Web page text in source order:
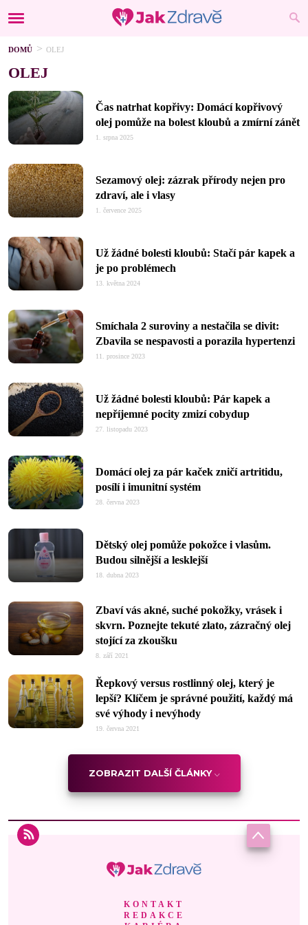
DOMŮ OLEJ
OLEJ
Čas natrhat kopřivy: Domácí kopřivový
olej pomůže na bolest kloubů a zmírní zánět
1. srpna 2025
Sezamový olej: zázrak přírody nejen pro
zdraví, ale i vlasy
1. července 2025
Už žádné bolesti kloubů: Stačí pár kapek a
je po problémech
13. května 2024
Smíchala 2 suroviny a nestačila se divit:
Zbavila se nespavosti a porazila hypertenzi
11. prosince 2023
Už žádné bolesti kloubů: Pár kapek a
nepříjemné pocity zmizí cobydup
27. listopadu 2023
Domácí olej za pár kaček zničí artritidu,
posílí i imunitní systém
28. června 2023
Dětský olej pomůže pokožce i vlasům.
Budou silnější a lesklejší
18. dubna 2023
Zbaví vás akné, suché pokožky, vrásek i
skvrn. Poznejte tekuté zlato, zázračný olej
stojící za zkoušku
8. září 2021
Řepkový versus rostlinný olej, který je
lepší? Klíčem je správné použití, každý má
své výhody i nevýhody
19. června 2021
ZOBRAZIT DALŠÍ ČLÁNKY
KONTAKT
REDAKCE